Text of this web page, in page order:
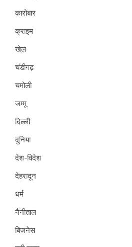
कारोबार
क्राइम
खेल
चंडीगढ़
चमोली
जम्मू
दिल्ली
दुनिया
देश-विदेश
देहरादून
धर्म
नैनीताल
बिजनेस